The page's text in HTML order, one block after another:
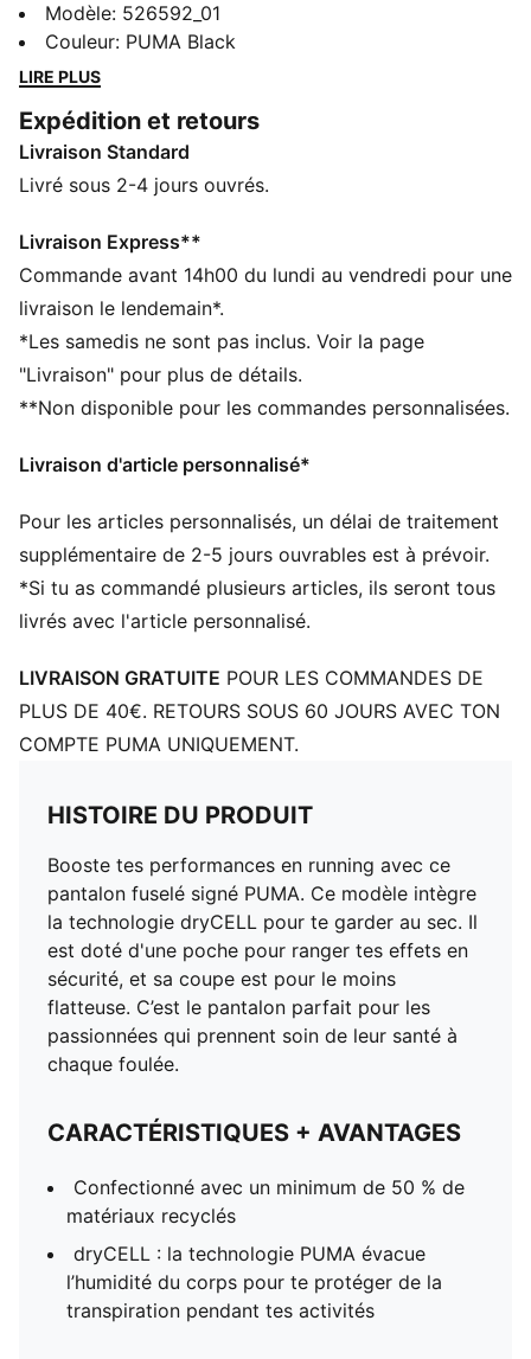
fuselé signé PUMA. Ce modèle intègre la technologie
dryCELL pour te garder au sec. Il est doté d'une
poche pour ranger tes effets en sécurité, et sa coupe
pour les passionnées qui prennent soin de leur santé à
chaque foulée.
CARACTÉRISTIQUES + AVANTAGES
recyclés
dryCELL : la technologie PUMA évacue l’humidité du
corps pour te protéger de la transpiration pendant tes
DÉTAILS
Coupe slim
Fit fuselée
Poches
Modèle: 526592_01
Couleur: PUMA Black
LIRE PLUS
Expédition et retours
Livraison Standard
Livré sous 2-4 jours ouvrés.
Livraison Express**
Commande avant 14h00 du lundi au vendredi pour une
livraison le lendemain*.
*Les samedis ne sont pas inclus. Voir la page
"Livraison" pour plus de détails.
**Non disponible pour les commandes personnalisées.
Livraison d'article personnalisé*
Pour les articles personnalisés, un délai de traitement
supplémentaire de 2-5 jours ouvrables est à prévoir.
*Si tu as commandé plusieurs articles, ils seront tous
livrés avec l'article personnalisé.
LIVRAISON GRATUITE POUR LES COMMANDES DE
PLUS DE 40€. RETOURS SOUS 60 JOURS AVEC TON
COMPTE PUMA UNIQUEMENT.
HISTOIRE DU PRODUIT
Booste tes performances en running avec ce
pantalon fuselé signé PUMA. Ce modèle intègre
la technologie dryCELL pour te garder au sec. Il
est doté d'une poche pour ranger tes effets en
sécurité, et sa coupe est pour le moins
flatteuse. C’est le pantalon parfait pour les
passionnées qui prennent soin de leur santé à
chaque foulée.
CARACTÉRISTIQUES + AVANTAGES
Confectionné avec un minimum de 50 % de
matériaux recyclés
dryCELL : la technologie PUMA évacue
l’humidité du corps pour te protéger de la
transpiration pendant tes activités